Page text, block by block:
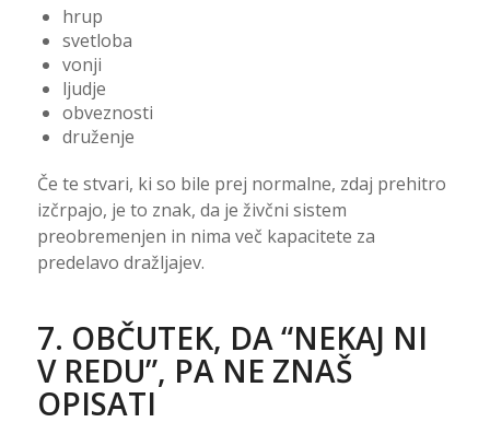
hrup
svetloba
vonji
ljudje
obveznosti
druženje
Če te stvari, ki so bile prej normalne, zdaj prehitro
izčrpajo, je to znak, da je živčni sistem
preobremenjen in nima več kapacitete za
predelavo dražljajev.
7. OBČUTEK, DA “NEKAJ NI
V REDU”, PA NE ZNAŠ
OPISATI